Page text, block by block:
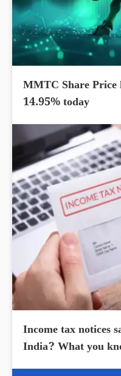
MMTC Share
14.95% today
Income tax notices
India? What you